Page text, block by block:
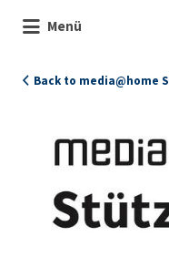
Menü
Back to media@home